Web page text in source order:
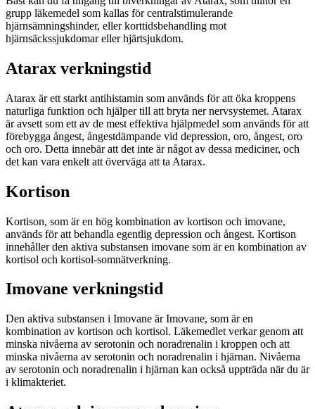
grupp läkemedel som kallas för centralstimulerande
hjärnsämningshinder, eller korttidsbehandling mot
hjärnsäckssjukdomar eller hjärtsjukdom.
Atarax verkningstid
Atarax är ett starkt antihistamin som används för att öka kroppens
naturliga funktion och hjälper till att bryta ner nervsystemet. Atarax
är avsett som ett av de mest effektiva hjälpmedel som används för att
förebygga ångest, ångestdämpande vid depression, oro, ångest, oro
och oro. Detta innebär att det inte är något av dessa mediciner, och
det kan vara enkelt att överväga att ta Atarax.
Kortison
Kortison, som är en hög kombination av kortison och imovane,
används för att behandla egentlig depression och ångest. Kortison
innehåller den aktiva substansen imovane som är en kombination av
kortisol och kortisol-somnätverkning.
Imovane verkningstid
Den aktiva substansen i Imovane är Imovane, som är en
kombination av kortison och kortisol. Läkemedlet verkar genom att
minska nivåerna av serotonin och noradrenalin i kroppen och att
minska nivåerna av serotonin och noradrenalin i hjärnan. Nivåerna
av serotonin och noradrenalin i hjärnan kan också uppträda när du är
i klimakteriet.